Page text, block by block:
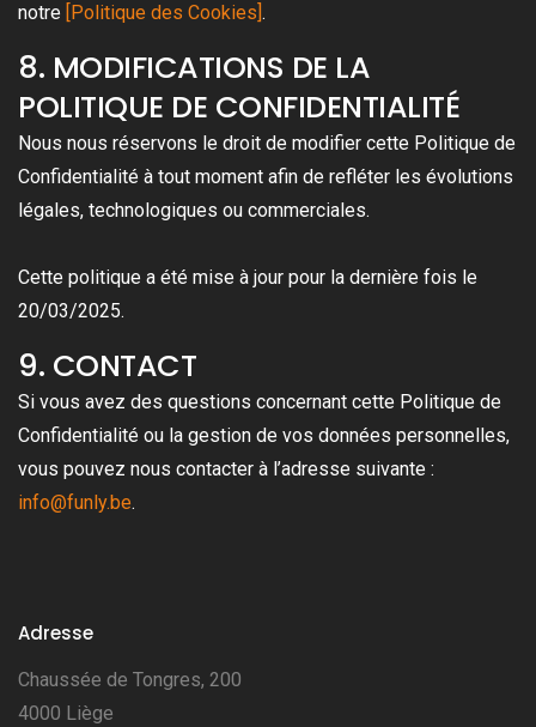
notre [Politique des Cookies].
8. MODIFICATIONS DE LA
POLITIQUE DE CONFIDENTIALITÉ
Nous nous réservons le droit de modifier cette Politique de
Confidentialité à tout moment afin de refléter les évolutions
légales, technologiques ou commerciales.
Cette politique a été mise à jour pour la dernière fois le
20/03/2025.
9. CONTACT
Si vous avez des questions concernant cette Politique de
Confidentialité ou la gestion de vos données personnelles,
vous pouvez nous contacter à l’adresse suivante :
info@funly.be.
Adresse
Chaussée de Tongres, 200
4000 Liège